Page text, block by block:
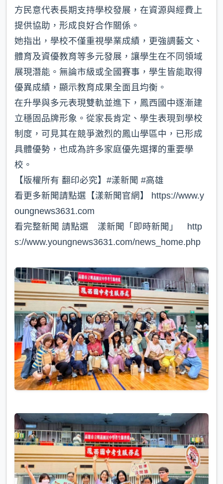
方民意代表長期支持學校發展，在資源與經費上
提供協助，形成良好合作關係。
她指出，學校不僅重視學業成績，更強調藝文、
體育及資優教育等多元發展，讓學生在不同領域
展現潛能。無論市級或全國賽事，學生皆能取得
優異成績，顯示教育成果全面且均衡。
在升學與多元表現雙軌並進下，鳳西國中逐漸建
立穩固品牌形象。從家長肯定、學生表現到學校
制度，可見其在競爭激烈的鳳山學區中，已形成
具體優勢，也成為許多家庭優先選擇的重要學
校。
【版權所有 翻印必究】#漾新聞 #高雄
看更多新聞請點選【漾新聞官網】 https://www.y
oungnews3631.com⁠
看完整新聞 請點選 漾新聞「即時新聞」 http
s://www.youngnews3631.com/news_home.php⁠